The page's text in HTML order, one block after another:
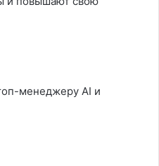
менеджеру AI и